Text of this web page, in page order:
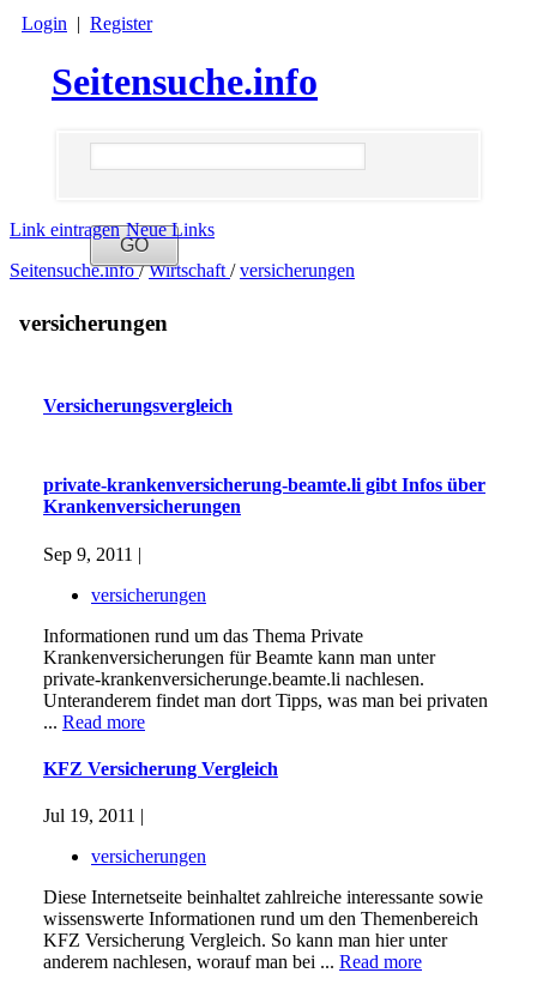
Login | Register
Seitensuche.info
Link eintragen Neue Links
Seitensuche.info/ Wirtschaft / versicherungen
versicherungen
Versicherungsvergleich
private-krankenversicherung-beamte.li gibt Infos über
Krankenversicherungen
Sep 9, 2011 |
versicherungen
Informationen rund um das Thema Private
Krankenversicherungen für Beamte kann man unter
private-krankenversicherunge.beamte.li nachlesen.
Unteranderem findet man dort Tipps, was man bei privaten
... Read more
KFZ Versicherung Vergleich
Jul 19, 2011 |
versicherungen
Diese Internetseite beinhaltet zahlreiche interessante sowie
wissenswerte Informationen rund um den Themenbereich
KFZ Versicherung Vergleich. So kann man hier unter
anderem nachlesen, worauf man bei ... Read more